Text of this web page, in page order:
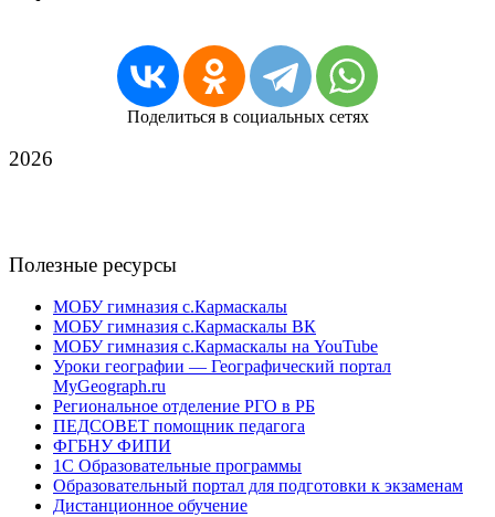
Поделиться в социальных сетях
2026
Полезные ресурсы
МОБУ гимназия с.Кармаскалы
МОБУ гимназия с.Кармаскалы ВК
МОБУ гимназия с.Кармаскалы на YouTube
Уроки географии — Географический портал
MyGeograph.ru
Региональное отделение РГО в РБ
ПЕДСОВЕТ помощник педагога
ФГБНУ ФИПИ
1С Образовательные программы
Образовательный портал для подготовки к экзаменам
Дистанционное обучение